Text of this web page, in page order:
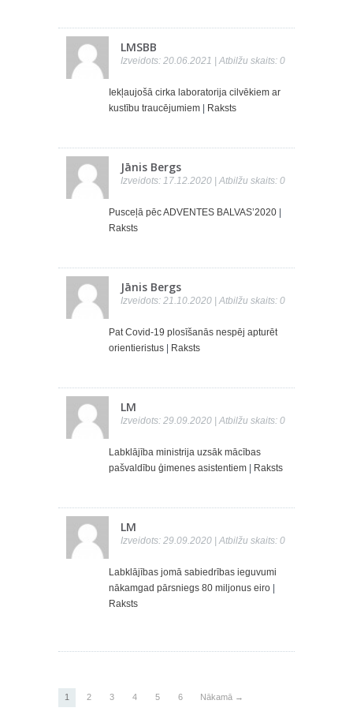
LMSBB
Izveidots: 20.06.2021 | Atbilžu skaits: 0
Iekļaujošā cirka laboratorija cilvēkiem ar
kustību traucējumiem
Raksts
Jānis Bergs
Izveidots: 17.12.2020 | Atbilžu skaits: 0
Pusceļā pēc ADVENTES BALVAS’2020
Raksts
Jānis Bergs
Izveidots: 21.10.2020 | Atbilžu skaits: 0
Pat Covid-19 plosīšanās nespēj apturēt
orientieristus
Raksts
LM
Izveidots: 29.09.2020 | Atbilžu skaits: 0
Labklājība ministrija uzsāk mācības
pašvaldību ģimenes asistentiem
Raksts
LM
Izveidots: 29.09.2020 | Atbilžu skaits: 0
Labklājības jomā sabiedrības ieguvumi
nākamgad pārsniegs 80 miljonus eiro
Raksts
1 2 3 4 5 6 Nākamā →